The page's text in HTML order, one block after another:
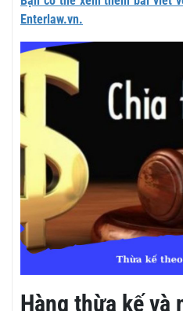
Enterlaw.vn.
Hàng thừa kế và